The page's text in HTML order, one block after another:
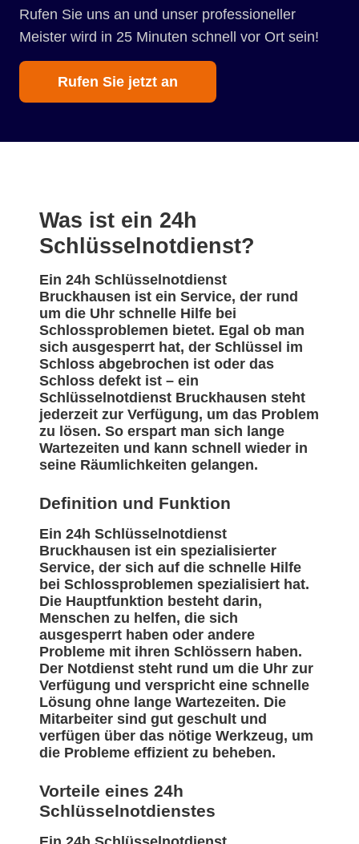
Rufen Sie uns an und unser professioneller
Meister wird in 25 Minuten schnell vor Ort sein!
Rufen Sie jetzt an
Was ist ein 24h
Schlüsselnotdienst?
Ein 24h Schlüsselnotdienst
Bruckhausen ist ein Service, der rund
um die Uhr schnelle Hilfe bei
Schlossproblemen bietet. Egal ob man
sich ausgesperrt hat, der Schlüssel im
Schloss abgebrochen ist oder das
Schloss defekt ist – ein
Schlüsselnotdienst Bruckhausen steht
jederzeit zur Verfügung, um das Problem
zu lösen. So erspart man sich lange
Wartezeiten und kann schnell wieder in
seine Räumlichkeiten gelangen.
Definition und Funktion
Ein 24h Schlüsselnotdienst
Bruckhausen ist ein spezialisierter
Service, der sich auf die schnelle Hilfe
bei Schlossproblemen spezialisiert hat.
Die Hauptfunktion besteht darin,
Menschen zu helfen, die sich
ausgesperrt haben oder andere
Probleme mit ihren Schlössern haben.
Der Notdienst steht rund um die Uhr zur
Verfügung und verspricht eine schnelle
Lösung ohne lange Wartezeiten. Die
Mitarbeiter sind gut geschult und
verfügen über das nötige Werkzeug, um
die Probleme effizient zu beheben.
Vorteile eines 24h
Schlüsselnotdienstes